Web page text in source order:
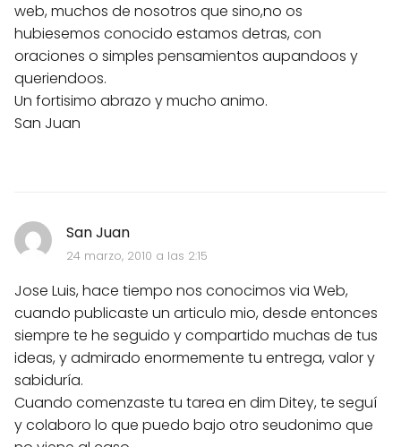
web, muchos de nosotros que sino,no os
hubiesemos conocido estamos detras, con
oraciones o simples pensamientos aupandoos y
queriendoos.
Un fortisimo abrazo y mucho animo.
San Juan
San Juan
24 marzo, 2010 a las 2:15
Jose Luis, hace tiempo nos conocimos via Web,
cuando publicaste un articulo mio, desde entonces
siempre te he seguido y compartido muchas de tus
ideas, y admirado enormemente tu entrega, valor y
sabiduría.
Cuando comenzaste tu tarea en dim Ditey, te seguí
y colaboro lo que puedo bajo otro seudonimo que